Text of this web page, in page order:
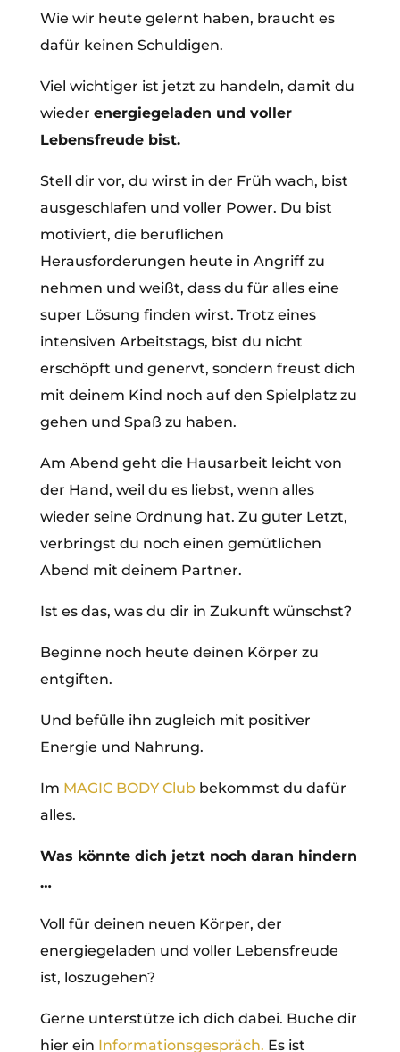
Wie wir heute gelernt haben, braucht es
dafür keinen Schuldigen.
Viel wichtiger ist jetzt zu handeln, damit du
wieder energiegeladen und voller
Lebensfreude bist.
Stell dir vor, du wirst in der Früh wach, bist
ausgeschlafen und voller Power. Du bist
motiviert, die beruflichen
Herausforderungen heute in Angriff zu
nehmen und weißt, dass du für alles eine
super Lösung finden wirst. Trotz eines
intensiven Arbeitstags, bist du nicht
erschöpft und genervt, sondern freust dich
mit deinem Kind noch auf den Spielplatz zu
gehen und Spaß zu haben.
Am Abend geht die Hausarbeit leicht von
der Hand, weil du es liebst, wenn alles
wieder seine Ordnung hat. Zu guter Letzt,
verbringst du noch einen gemütlichen
Abend mit deinem Partner.
Ist es das, was du dir in Zukunft wünschst?
Beginne noch heute deinen Körper zu
entgiften.
Und befülle ihn zugleich mit positiver
Energie und Nahrung.
Im MAGIC BODY Clubbekommst du dafür
alles.
Was könnte dich jetzt noch daran hindern
…
Voll für deinen neuen Körper, der
energiegeladen und voller Lebensfreude
ist, loszugehen?
Gerne unterstütze ich dich dabei. Buche dir
hier ein Informationsgespräch. Es ist